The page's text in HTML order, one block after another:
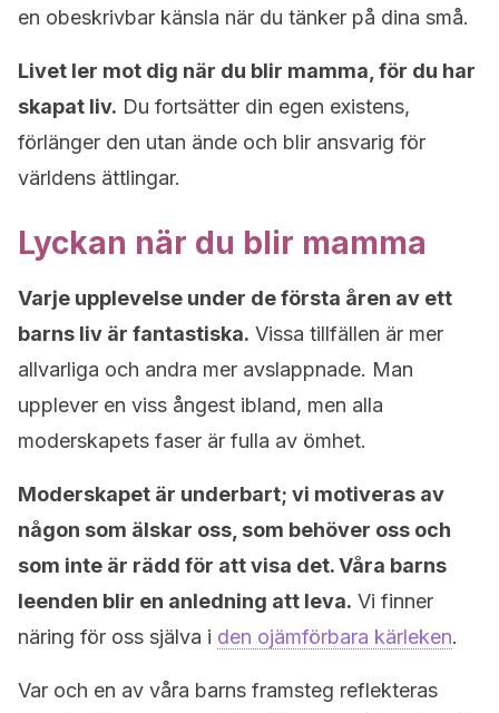
en obeskrivbar känsla när du tänker på dina små.
Livet ler mot dig när du blir mamma, för du har
skapat liv. Du fortsätter din egen existens,
förlänger den utan ände och blir ansvarig för
världens ättlingar.
Lyckan när du blir mamma
Varje upplevelse under de första åren av ett
barns liv är fantastiska. Vissa tillfällen är mer
allvarliga och andra mer avslappnade. Man
upplever en viss ångest ibland, men alla
moderskapets faser är fulla av ömhet.
Moderskapet är underbart; vi motiveras av
någon som älskar oss, som behöver oss och
som inte är rädd för att visa det. Våra barns
leenden blir en anledning att leva. Vi finner
näring för oss själva i den ojämförbara kärleken.
Var och en av våra barns framsteg reflekteras